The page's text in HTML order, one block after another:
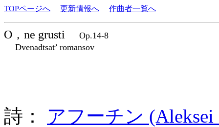
TOPページへ 更新情報へ 作曲者一覧へ
O，ne grusti
Op.14-8
Dvenadtsat’ romansov
詩： アフーチン